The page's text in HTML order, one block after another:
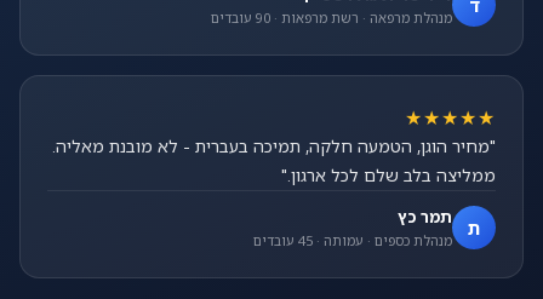
ד מנהלת מרפאה · רשת מרפאות · 90 עובדים
★★★★★
"מחיר הוגן, הטמעה חלקה, תמיכה בעברית - לא מובנת מאליה.
ממליצה בלב שלם לכל ארגון."
ת תמר כץ
מנהלת כספים · עמותה · 45 עובדים